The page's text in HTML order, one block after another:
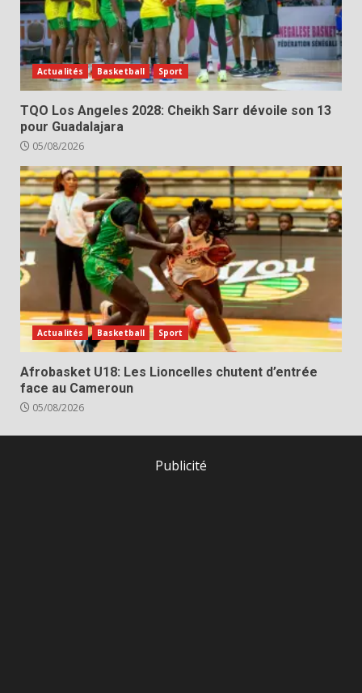
Actualités Basketball Sport
TQO Los Angeles 2028: Cheikh Sarr dévoile son 13
pour Guadalajara
05/08/2026
Actualités Basketball Sport
Afrobasket U18: Les Lioncelles chutent d’entrée
face au Cameroun
05/08/2026
Publicité